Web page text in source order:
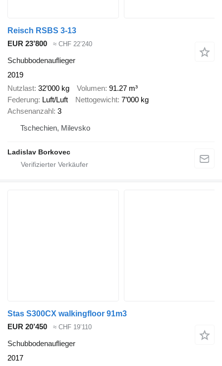
Reisch RSBS 3-13
EUR 23’800
≈ CHF 22’240
Schubbodenauflieger
2019
Nutzlast 32’000 kg Volumen 91.27 m³
Federung Luft/Luft Nettogewicht 7’000 kg
Achsenanzahl 3
Tschechien, Milevsko
Ladislav Borkovec
Stas S300CX walkingfloor 91m3
EUR 20’450
≈ CHF 19’110
Schubbodenauflieger
2017